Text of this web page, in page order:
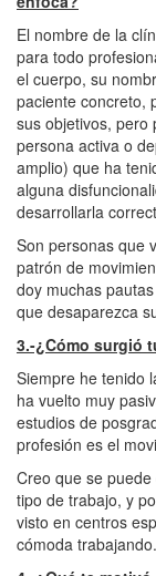
El nombre de la
para todo
el cuerpo, su
paciente concreto,
sus objetivos, pero
persona activa o
amplio) que ha
alguna
desarrollarla
Son personas que
patrón de
doy muchas
que desaparezca
3.-¿Cómo surgió
Siempre he tenido
ha vuelto muy
estudios de
profesión es el
Creo que se
tipo de trabajo, y
visto en centros
cómoda trabajando.